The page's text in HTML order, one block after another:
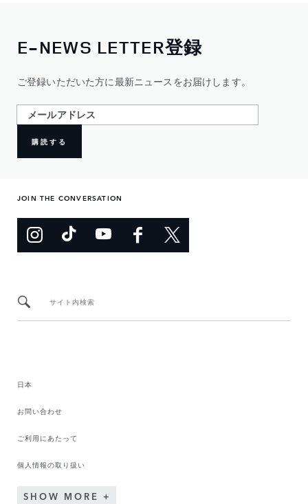
E-NEWS LETTER登録
ご登録いただいた方に最新ニュースをお届けします。
購読する
JOIN THE CONVERSATION
サイト内検索
日本
お問い合わせ
ご利用にあたって
個人情報の取り扱い
SHOW MORE